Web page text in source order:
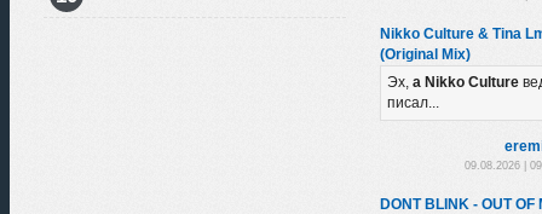
Nikko Culture & Tina
(Original Mix)
Эх, а Nikko Culture
писал...
09.08.2026 |
DONT BLINK - OUT